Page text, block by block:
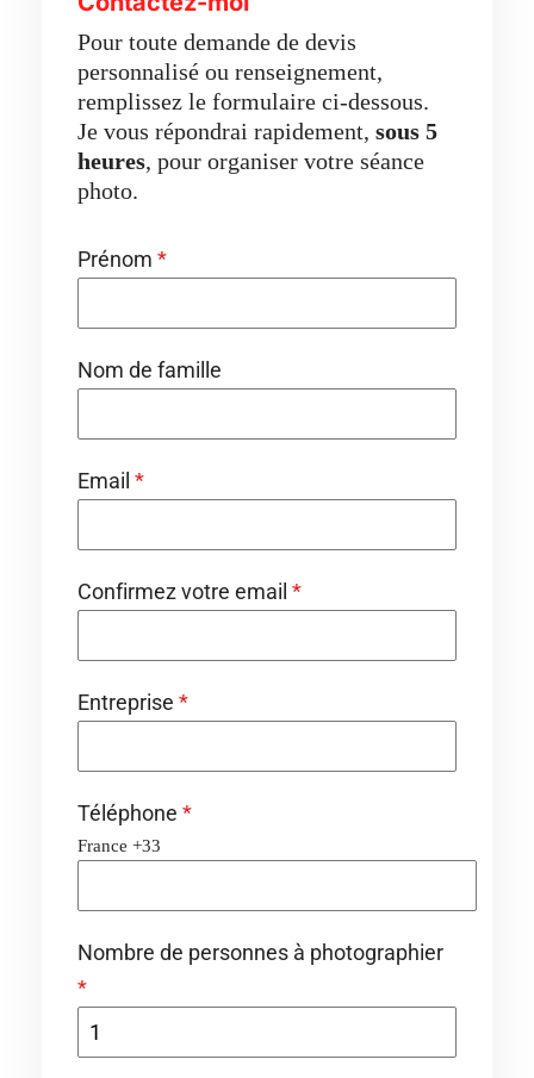
Pour toute demande de devis
personnalisé ou renseignement,
remplissez le formulaire ci-dessous.
Je vous répondrai rapidement, sous 5
heures, pour organiser votre séance
photo.
Prénom *
Nom de famille
Email *
Confirmez votre email *
Entreprise *
Téléphone *
France +33
Nombre de personnes à photographier
*